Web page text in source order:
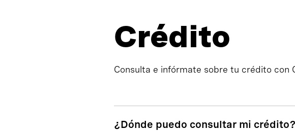
Crédito
Consulta e infórmate sobre tu crédito con
¿Dónde puedo consultar mi crédito?